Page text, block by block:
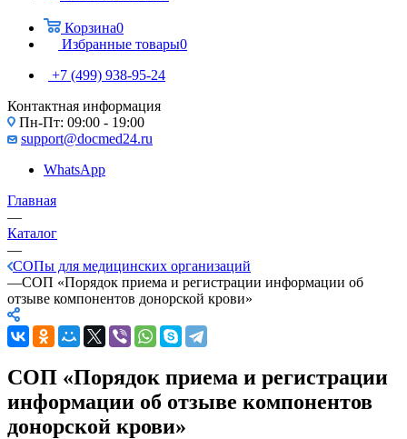
Корзина0
Избранные товары0
+7 (499) 938-95-24
Контактная информация
Пн-Пт: 09:00 - 19:00
support@docmed24.ru
WhatsApp
Главная
—
Каталог
—
СОПы для медицинских организаций
—СОП «Порядок приема и регистрации информации об
отзыве компонентов донорской крови»
СОП «Порядок приема и регистрации
информации об отзыве компонентов
донорской крови»